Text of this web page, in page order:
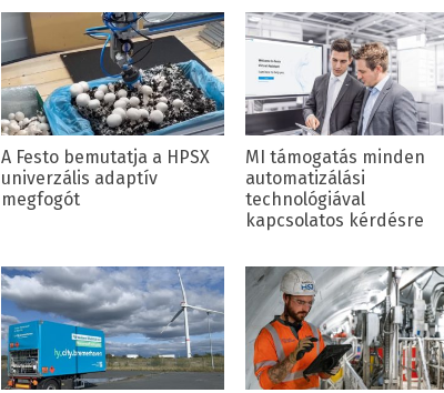
A Festo bemutatja a HPSX
univerzális adaptív
megfogót
MI támogatás minden
automatizálási
technológiával
kapcsolatos kérdésre